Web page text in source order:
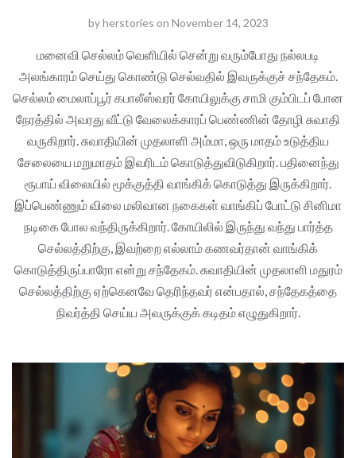
byherstories on November 14, 2023
மனைவி செல்லம் வெளியில் சென்று வரும்போது நல்லபடி
அலங்காரம் செய்து கொண்டு செல்வதில் இவருக்குச் சந்தேகம்.
செல்லம் மைலாப்பூர் கபாலீஸ்வரர் கோயிலுக்கு சாமி கும்பிடப் போன
நேரத்தில் அவரது வீட்டு வேலைக்காரப் பெண்ணின் தோழி சுவாதி
வருகிறார். சுவாதியின் முதலாளி அம்மா, ஒரு மாதம் உடுத்திய
சேலையை மறுமாதம் இவரிடம் கொடுத்துவிடுகிறார். பதினைந்து
ரூபாய் விலையில் மூக்குத்தி வாங்கிக் கொடுத்து இருக்கிறார்.
இப்பெண்ணும் விலை மலிவான நகைகள் வாங்கிப் போட்டு சினிமா
நடிகை போல வந்திருக்கிறார். கோயிலில் இருந்து வந்து பார்த்த
செல்லத்திற்கு, இவற்றை எல்லாம் கணவர்தான் வாங்கிக்
கொடுத்திருப்பாரோ என்று சந்தேகம். சுவாதியின் முதலாளி மதுரம்
செல்லத்திற்கு ஏற்கெனவே தெரிந்தவர் என்பதால், சந்தேகத்தை
நிவர்த்தி செய்ய அவருக்குக் கடிதம் எழுதுகிறார்.